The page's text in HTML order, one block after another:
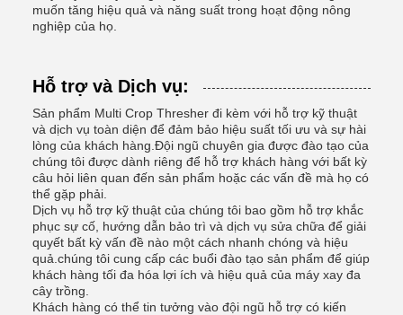
muốn tăng hiệu quả và năng suất trong hoạt động nông
nghiệp của họ.
Hỗ trợ và Dịch vụ:
Sản phẩm Multi Crop Thresher đi kèm với hỗ trợ kỹ thuật
và dịch vụ toàn diện để đảm bảo hiệu suất tối ưu và sự hài
lòng của khách hàng.Đội ngũ chuyên gia được đào tạo của
chúng tôi được dành riêng để hỗ trợ khách hàng với bất kỳ
câu hỏi liên quan đến sản phẩm hoặc các vấn đề mà họ có
thể gặp phải.
Dịch vụ hỗ trợ kỹ thuật của chúng tôi bao gồm hỗ trợ khắc
phục sự cố, hướng dẫn bảo trì và dịch vụ sửa chữa để giải
quyết bất kỳ vấn đề nào một cách nhanh chóng và hiệu
quả.chúng tôi cung cấp các buổi đào tạo sản phẩm để giúp
khách hàng tối đa hóa lợi ích và hiệu quả của máy xay đa
cây trồng.
Khách hàng có thể tin tưởng vào đội ngũ hỗ trợ có kiến